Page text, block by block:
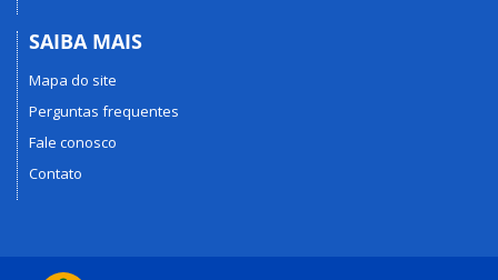
SAIBA MAIS
Mapa do site
Perguntas frequentes
Fale conosco
Contato